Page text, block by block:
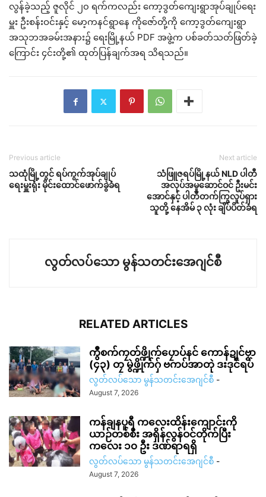
လွန်ခဲ့သည့် ဇူလိုင် ၂၀ ရက်ကလည်း ကော့ဒွတ်ကျေးရွာအုပ်ချုပ်ရေး
မှူး ဦးစန်းဝင်းနှင့် မော့ကနင်ရွာနေ ကိုဇော်တို့ကို ကော့ဒွတ်ကျေးရွာ
အသုဘအခမ်းအနား၌ ရေးမြို့နယ် PDF အဖွဲ့က ပစ်ခတ်သတ်ဖြတ်ခဲ့
ကြောင်း ၄င်းတို့၏ ထုတ်ပြန်ချက်အရ သိရသည်။
Previous article
သထုံမြို့တွင် ရပ်ကွက်အုပ်ချုပ်
ရေးမှူးရုံး မိုင်းထောင်ဖောက်ခွဲခံရ
Next article
သံဖြူဇရပ်မြို့နယ် NLD ပါတီ
အလုပ်အမှုဆောင်ဝင် ဦးမင်း
အောင်နှင့် ပါတီတက်ကြွလှုပ်ရှား
သူတို့ နေအိမ် ၃ လုံး ချိပ်ပိတ်ခံရ
လွတ်လပ်သော မွန်သတင်းအေဂျင်စီ
RELATED ARTICLES
ကွဳစက်ကၠတ်ဖ္ဍိုက်ပၠောပ်နင် ကောန်ဍုင်ဗၟာ
(၄၃) တၠ မွဲဖ္ဍိုက်ဂှ် ဗကပ်အာတုဲ ဒးဒုင်ရပ်
လွတ်လပ်သော မွန်သတင်းအေဂျင်စီ -
August 7, 2026
ကန်ချနပူရီ ကလေးထိန်းကျောင်းကို
ယာဉ်တစ်စီး အရှိန်လွန်ဝင်တိုက်ပြီး
ကလေး ၁၀ ဦး ဒဏ်ရာရရှိ
လွတ်လပ်သော မွန်သတင်းအေဂျင်စီ -
August 7, 2026